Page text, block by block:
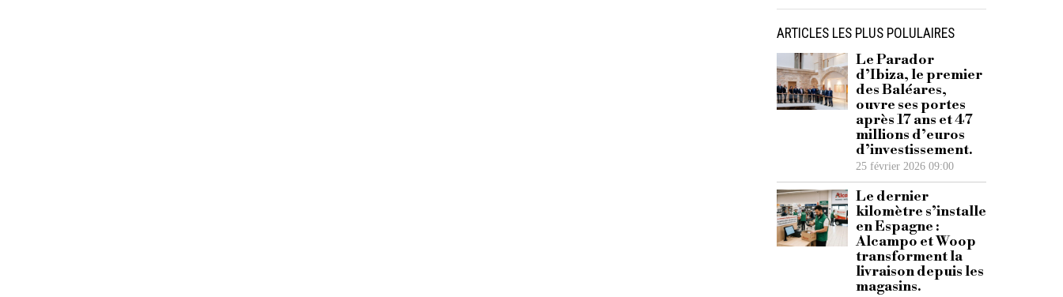
ARTICLES LES PLUS POLULAIRES
Le Parador
d’Ibiza, le premier
des Baléares,
ouvre ses portes
après 17 ans et 47
millions d’euros
d’investissement.
25 février 2026 09:00
Le dernier
kilomètre s’installe
en Espagne :
Alcampo et Woop
transforment la
livraison depuis les
magasins.